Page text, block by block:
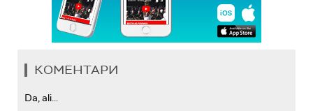
КОМЕНТАРИ
Da, ali...